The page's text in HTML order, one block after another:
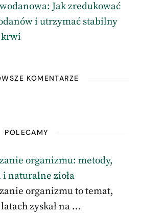
Jak zredukować
i utrzymać stabilny
krwi
KOMENTARZE
POLECAMY
organizmu: metody,
i naturalne zioła
organizmu to temat,
zyskał na …